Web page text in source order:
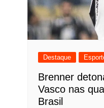
Destaque
Brenner
Vasco nas
Brasil